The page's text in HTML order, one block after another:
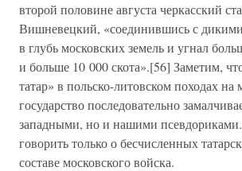
второй половине августа черкасский
Вишневецкий, «соединившись с
в глубь московских земель и угнал
и больше 10 000 скота».[56] Заметим,
татар» в польско-литовском походах на
государство последовательно
западными, но и нашими
говорить только о бесчисленных
составе московского войска.